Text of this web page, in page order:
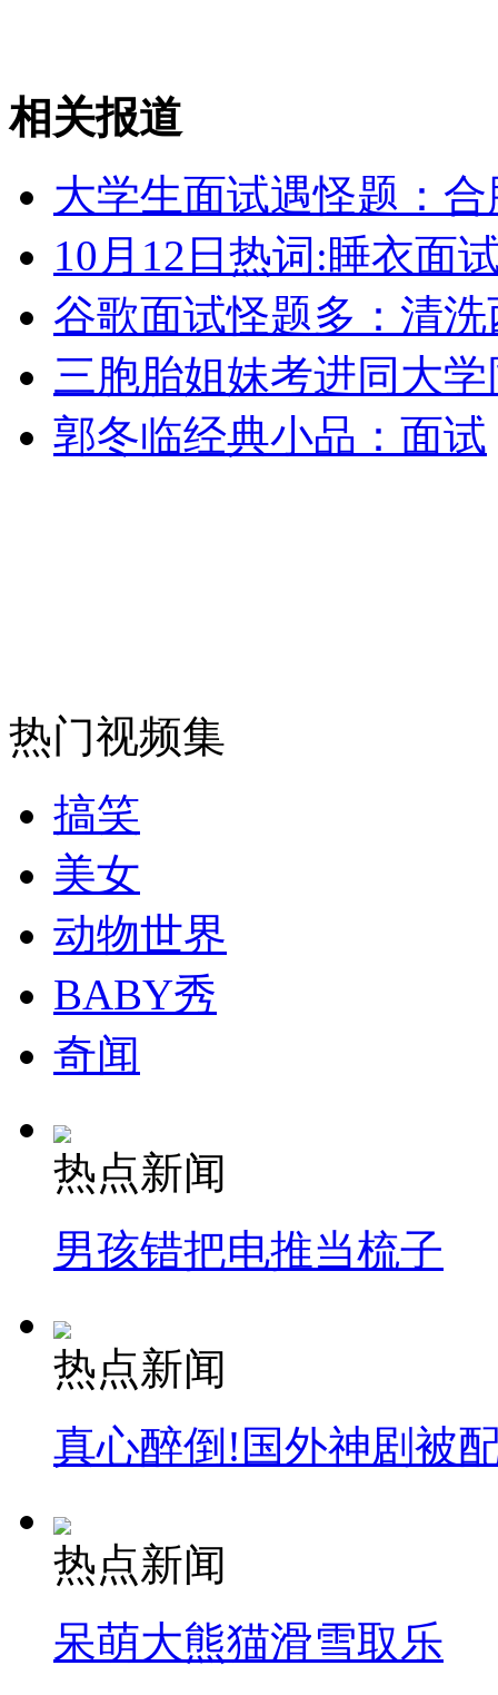
安徽一实载49人客车翻车
走！跟着总书记去植树
消防员救轻生者 花炮节热闹非凡 减压"枕头大战"
相关报道
大学生面试遇怪题：
10月12日热词:睡衣面
谷歌面试怪题多：清
三胞胎姐妹考进同大
郭冬临经典小品：面试
热门视频集
搞笑
美女
动物世界
BABY秀
奇闻
热点新闻
男孩错把电推当梳子
热点新闻
真心醉倒!国外神剧被
热点新闻
呆萌大熊猫滑雪取乐